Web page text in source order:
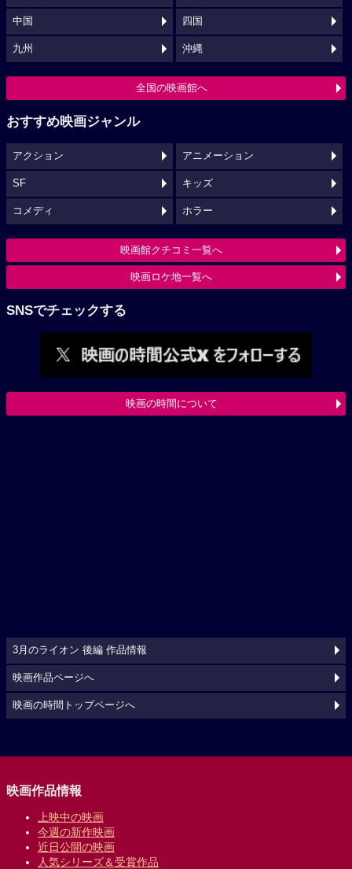
中国 四国
九州 沖縄
全国の映画館へ
おすすめ映画ジャンル
アクション アニメーション
SF キッズ
コメディ ホラー
映画館クチコミ一覧へ
映画ロケ地一覧へ
SNSでチェックする
映画の時間について
3月のライオン 後編 作品情報
映画作品ページへ
映画の時間トップページへ
映画作品情報
上映中の映画
今週の新作映画
近日公開の映画
人気シリーズ＆受賞作品